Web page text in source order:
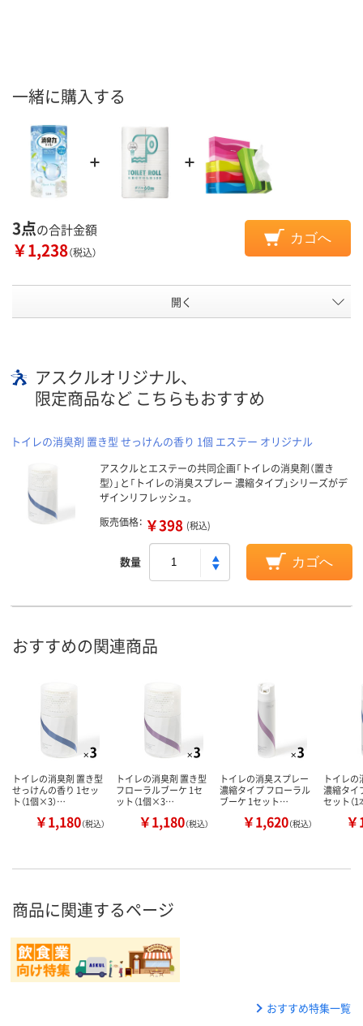
一緒に購入する
3点の合計金額
￥1,238（税込）
カゴへ
開く
アスクルオリジナル、
限定商品など こちらもおすすめ
トイレの消臭剤 置き型 せっけんの香り 1個 エステー オリジナル
アスクルとエステーの共同企画「トイレの消臭剤（置き
型）」と「トイレの消臭スプレー 濃縮タイプ」シリーズがデ
ザインリフレッシュ。
販売価格： ￥398 (税込)
数量 カゴへ
おすすめの関連商品
トイレの消臭剤 置き型
せっけんの香り 1セッ
ト（1個×3）…
￥1,180（税込）
トイレの消臭剤 置き型
フローラルブーケ 1セ
ット（1個×3…
￥1,180（税込）
トイレの消臭スプレー
濃縮タイプ フローラル
ブーケ 1セット…
￥1,620（税込）
トイレ
濃縮タイ
セット
商品に関連するページ
おすすめ特集一覧